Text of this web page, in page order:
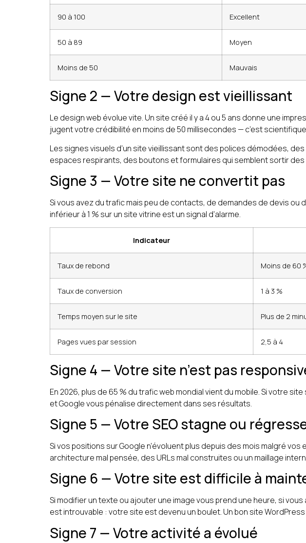
90 à 100 Excellent
50 à 89 Moyen
Moins de 50 Mauvais
Signe 2 — Votre design est vieillissant
Le design web évolue vite. Un site créé il y a 4 ou 5 ans donne une
jugent votre crédibilité en moins de 50 millisecondes — c’est
Les signes visuels d’un site vieillissant sont des polices démodées,
espaces respirants, des boutons et formulaires qui semblent sortir
Signe 3 — Votre site ne convertit pas
Si vous avez du trafic mais peu de contacts, de demandes de devis
inférieur à 1 % sur un site vitrine est un signal d’alarme.
Indicateur
Taux de rebond Moins de 60
Taux de conversion 1 à 3 %
Temps moyen sur le site Plus de 2
Pages vues par session 2,5 à 4
Signe 4 — Votre site n’est pas
En 2026, plus de 65 % du trafic web mondial vient du mobile. Si votre
et Google vous pénalise directement dans ses résultats.
Signe 5 — Votre SEO stagne ou
Si vos positions sur Google n’évoluent plus depuis des mois malgré
architecture mal pensée, des URLs mal construites ou un maillage
Signe 6 — Votre site est difficile à
Si modifier un texte ou ajouter une image vous prend une heure, si
est introuvable : votre site est devenu un boulet. Un bon site
Signe 7 — Votre activité a évolué